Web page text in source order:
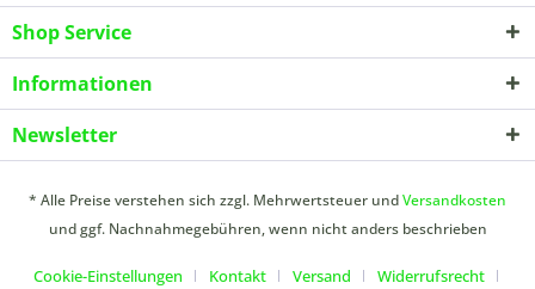
Shop Service
Informationen
Newsletter
* Alle Preise verstehen sich zzgl. Mehrwertsteuer undVersandkosten
und ggf. Nachnahmegebühren, wenn nicht anders beschrieben
Cookie-Einstellungen Kontakt Versand
Widerrufsrecht